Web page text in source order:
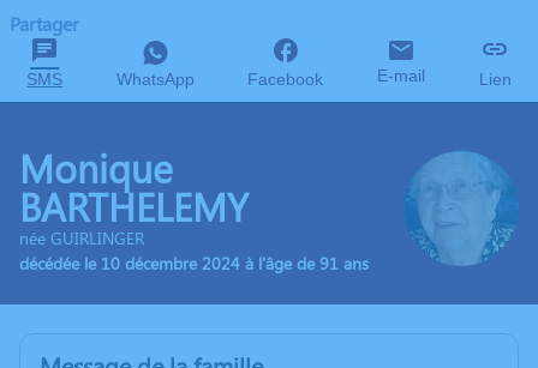
Partager
SMS WhatsApp Facebook E-mail Lien
Monique
BARTHELEMY
née GUIRLINGER
décédée le 10 décembre 2024 à l'âge de 91 ans